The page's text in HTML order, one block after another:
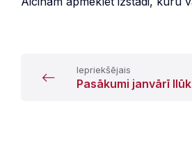
Iepriekšējais
Pasākumi janvārī